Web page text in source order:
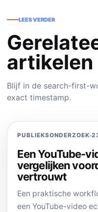
LEES VERDER
artikelen
Blijf in de search-first-
exact timestamp.
PUBLIEKSONDERZOEK
Een YouTube-
vergelijken
vertrouwt
Een praktische
een YouTube-video